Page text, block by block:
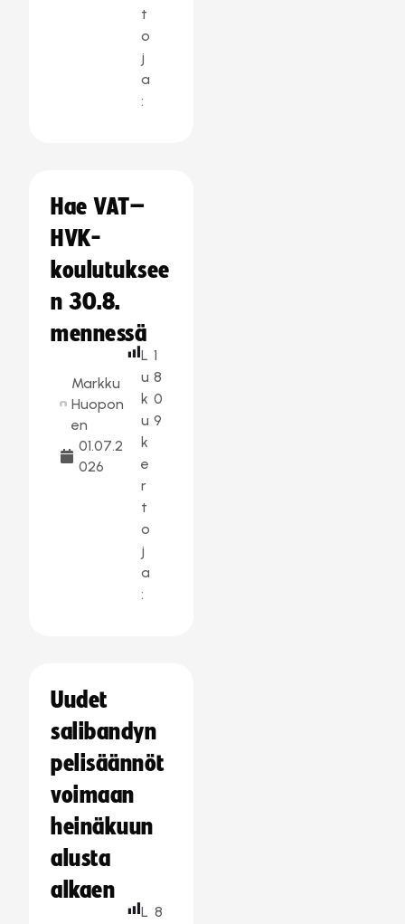
t
o
j
a
:
Hae VAT–
HVK-
koulutuksee
n 30.8.
mennessä
Markku
Huopon
en
01.07.2
026
L
u
k
u
k
e
r
t
o
j
a
:
1
8
0
9
Uudet
salibandyn
pelisäännöt
voimaan
heinäkuun
alusta
alkaen
L 8